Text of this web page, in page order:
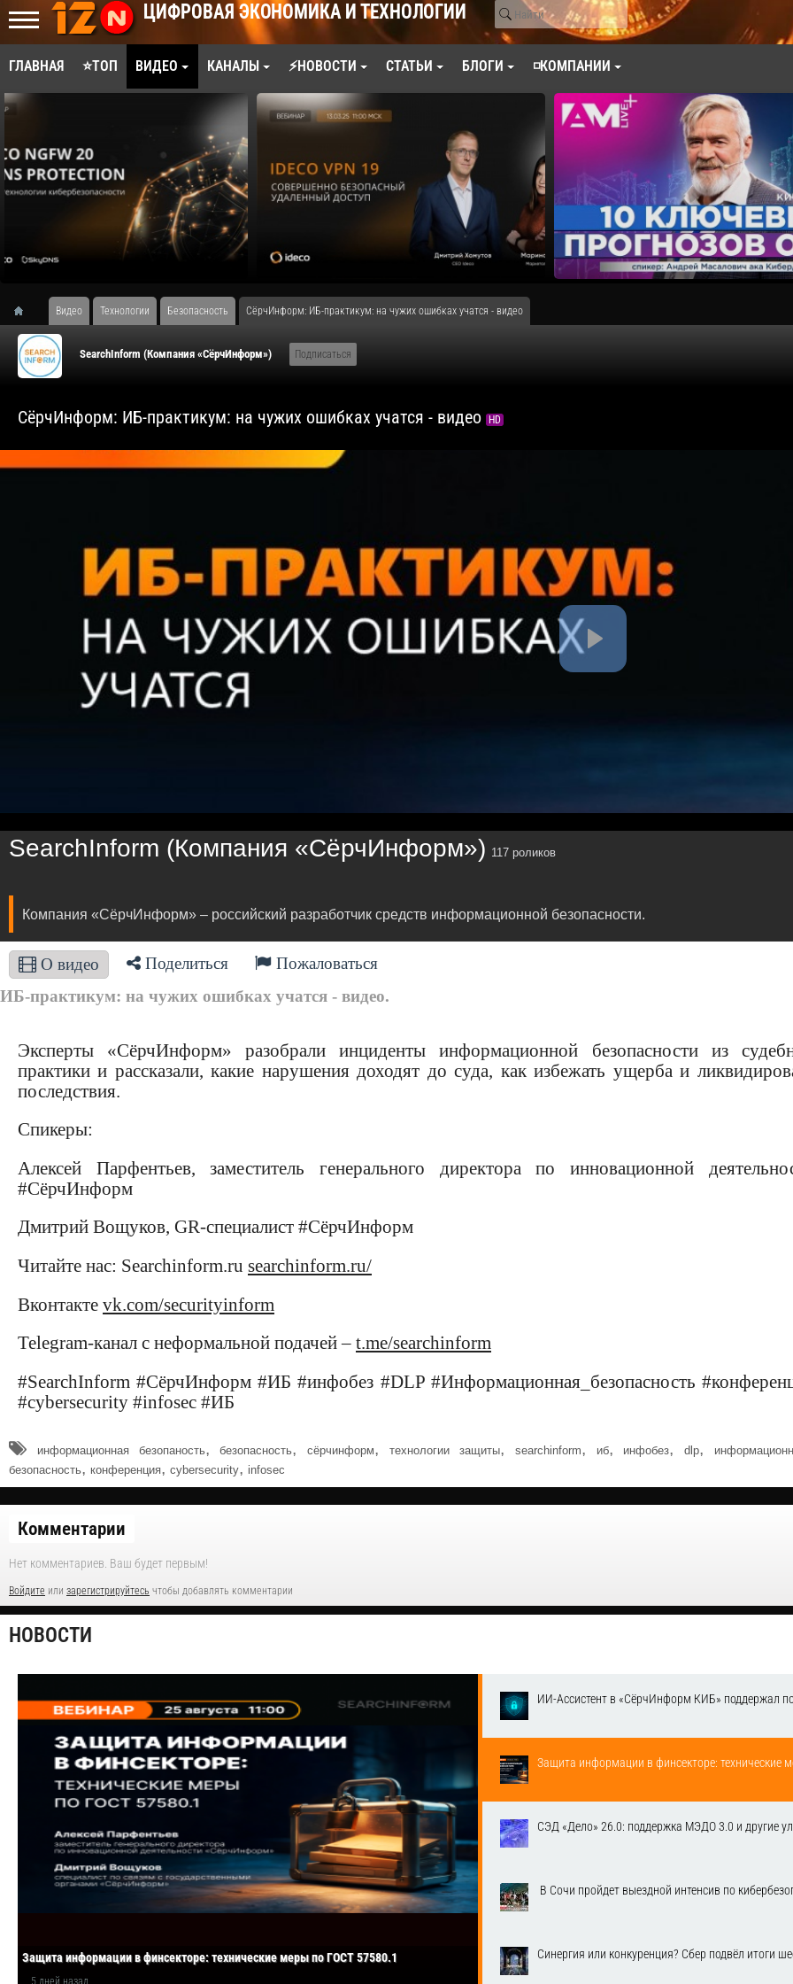
ЦИФРОВАЯ ЭКОНОМИКА И ТЕХНОЛОГИИ
ГЛАВНАЯ ⭐ТОП ВИДЕО КАНАЛЫ ⚡НОВОСТИ СТАТЬИ БЛОГИ ◽КОМПАНИИ
Видео Технологии Безопасность СёрчИнформ: ИБ-практикум: на чужих ошибках учатся - видео
SearchInform (Компания «СёрчИнформ») Подписаться
СёрчИнформ: ИБ-практикум: на чужих ошибках учатся - видео HD
SearchInform (Компания «СёрчИнформ») 117 роликов
Компания «СёрчИнформ» – российский разработчик средств информационной безопасности.
О видео Поделиться
Пожаловаться
ИБ-практикум: на чужих ошибках учатся - видео.
Эксперты «СёрчИнформ» разобрали инциденты информационной безопасности из
практики и рассказали, какие нарушения доходят до суда, как избежать ущерба и
последствия.
Спикеры:
Алексей Парфентьев, заместитель генерального директора по инновационной
#СёрчИнформ
Дмитрий Вощуков, GR-специалист #СёрчИнформ
Читайте нас: Searchinform.ru searchinform.ru/
Вконтакте vk.com/securityinform
Telegram-канал с неформальной подачей – t.me/searchinform
#SearchInform #СёрчИнформ #ИБ #инфобез #DLP #Информационная_безопасность
#cybersecurity #infosec #ИБ
информационная безопаность,безопасность,сёрчинформ,технологии защиты, searchinform, иб, инфобез,dlp,
безопасность, конференция, cybersecurity, infosec
Комментарии
Нет комментариев. Ваш будет первым!
Войдите или зарегистрируйтесь чтобы добавлять комментарии
НОВОСТИ
Защита информации в финсекторе: технические меры по ГОСТ 57580.1
5 дней назад
ИИ-Ассистент в «СёрчИнформ КИБ» поддержал
Защита информации в финсекторе: технические
СЭД «Дело» 26.0: поддержка МЭДО 3.0 и другие
В Сочи пройдет выездной интенсив по
Синергия или конкуренция? Сбер подвёл итоги